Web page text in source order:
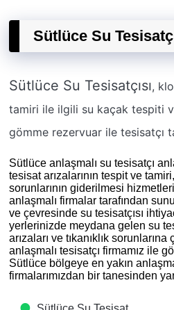
Sütlüce Su
Sütlüce Su Tesisatçısı,
tamiri ile ilgili su kaçak tespiti
gömme rezervuar ile tesisatçı
Sütlüce anlaşmalı su tesisatçı
tesisat arızalarının tespit ve
sorunlarının giderilmesi
anlaşmalı firmalar tarafından
ve çevresinde su tesisatçısı
yerlerinizde meydana gelen su
arızaları ve tıkanıklık
anlaşmalı tesisatçı firmamız ile
Sütlüce bölgeye en yakın
firmalarımızdan bir tanesinden